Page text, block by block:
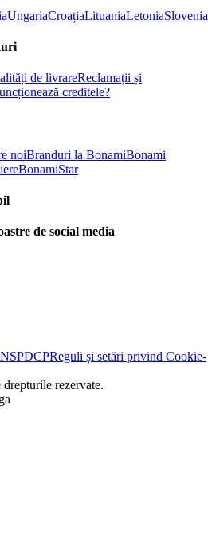
UngariaCroațiaLituaniaLetoniaSlovenia
de livrareReclamații și
creditele?
noiBranduri la BonamiBonami
BonamiStar
de social media
Reguli și setări privind Cookie-
rezervate.